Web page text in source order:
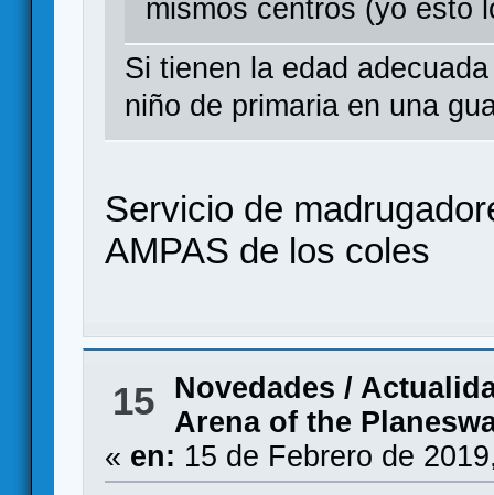
mismos centros (yo esto
Si tienen la edad
niño de primaria en una
Servicio de
AMPAS de los coles
15
Novedades /
Arena of the
« en: 15 de Febrero de